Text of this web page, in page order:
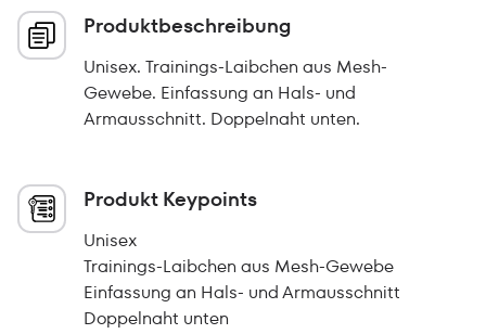
Produktbeschreibung
Unisex. Trainings-Laibchen aus Mesh-
Gewebe. Einfassung an Hals- und
Armausschnitt. Doppelnaht unten.
Produkt Keypoints
Unisex
Trainings-Laibchen aus Mesh-Gewebe
Einfassung an Hals- und Armausschnitt
Doppelnaht unten